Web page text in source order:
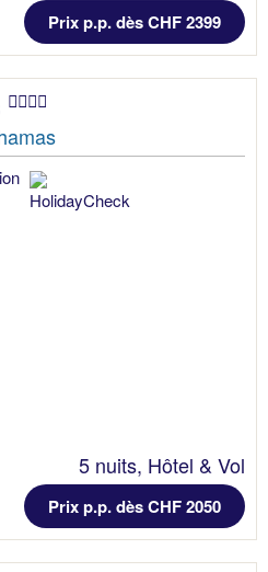
Prix p.p. dès CHF 2399
5 nuits, Hôtel & Vol
Prix p.p. dès CHF 2050